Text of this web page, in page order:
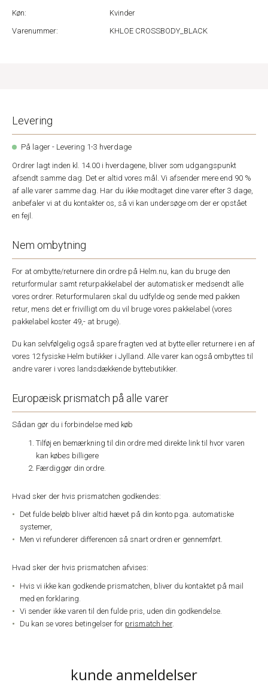
Køn:
Kvinder
Varenummer:
KHLOE CROSSBODY_BLACK
Levering
På lager - Levering 1-3 hverdage
Ordrer lagt inden kl. 14.00 i hverdagene, bliver som udgangspunkt
afsendt samme dag. Det er altid vores mål. Vi afsender mere end 90 %
af alle varer samme dag. Har du ikke modtaget dine varer efter 3 dage,
anbefaler vi at du kontakter os, så vi kan undersøge om der er opstået
en fejl.
Nem ombytning
For at ombytte/returnere din ordre på Helm.nu, kan du bruge den
returformular samt returpakkelabel der automatisk er medsendt alle
vores ordrer. Returformularen skal du udfylde og sende med pakken
retur, mens det er frivilligt om du vil bruge vores pakkelabel (vores
pakkelabel koster 49,- at bruge).
Du kan selvfølgelig også spare fragten ved at bytte eller returnere i en af
vores 12 fysiske Helm butikker i Jylland. Alle varer kan også ombyttes til
andre varer i vores landsdækkende byttebutikker.
Europæisk prismatch på alle varer
Sådan gør du i forbindelse med køb
Tilføj en bemærkning til din ordre med direkte link til hvor varen
kan købes billigere
Færdiggør din ordre.
Hvad sker der hvis prismatchen godkendes:
Det fulde beløb bliver altid hævet på din konto pga. automatiske
systemer,
Men vi refunderer differencen så snart ordren er gennemført.
Hvad sker der hvis prismatchen afvises:
Hvis vi ikke kan godkende prismatchen, bliver du kontaktet på mail
med en forklaring.
Vi sender ikke varen til den fulde pris, uden din godkendelse.
Du kan se vores betingelser for prismatch her.
kunde anmeldelser